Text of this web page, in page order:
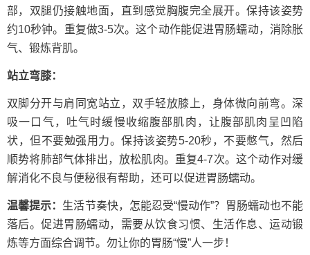
部，双腿仍接触地面，直到感觉胸腹完全展开。保持该姿势
约10秒钟。重复做3-5次。这个动作能促进胃肠蠕动，消除胀
气、锻炼背肌。
站立弯膝：
双脚分开与肩同宽站立，双手轻放膝上，身体微向前弯。深
吸一口气，吐气时缓慢收缩腹部肌肉，让腹部肌肉呈凹陷
状，但不要勉强用力。保持该姿势5-20秒，不要憋气，然后
顺势将肺部气体排出，放松肌肉。重复4-7次。这个动作对缓
解消化不良与便秘很有帮助，还可以促进胃肠蠕动。
温馨提示： 生活节奏快，怎能忍受“慢动作”？胃肠蠕动也不能
落后。促进胃肠蠕动，需要从饮食习惯、生活作息、运动锻
炼等方面综合调节。勿让你的胃肠“慢”人一步！